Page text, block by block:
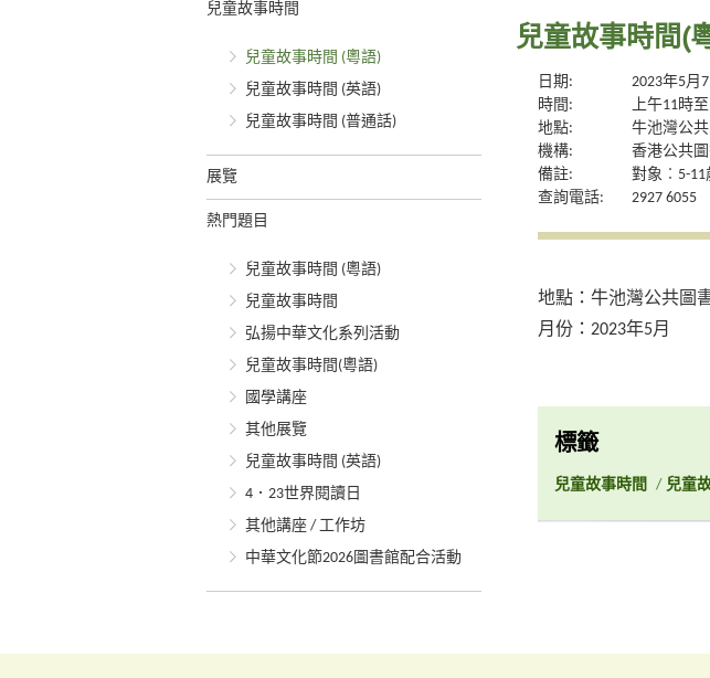
兒童故事時間
兒童故事時間 (粵語)
兒童故事時間 (英語)
兒童故事時間 (普通話)
展覽
熱門題目
兒童故事時間 (粵語)
兒童故事時間
弘揚中華文化系列活動
兒童故事時間(粵語)
國學講座
其他展覽
兒童故事時間 (英語)
4．23世界閱讀日
其他講座 / 工作坊
中華文化節2026圖書館配合活動
兒童故事時間(
日期:
2023年5月
時間:
上午11時
地點:
牛池灣公
機構:
香港公共
備註:
對象︰5-
查詢電話:
2927 6055
地點：牛池灣公共圖
月份：2023年5月
標籤
兒童故事時間 / 兒童